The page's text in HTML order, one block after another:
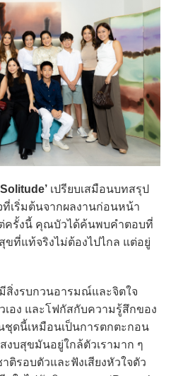
เปรียบเสมือนบทสรุป
ที่เริ่มต้นจากผลงานก่อนหน้า
ครั้งนี้ คุณบัวได้ค้นพบคำตอบที่
ขที่แท้จริงไม่ต้องไปไกล แต่อยู่
งรบกวนอารมณ์และจิตใจ
อง และโฟกัสกับความรู้สึกของ
ชุดนี้เหมือนเป็นการตกตะกอน
บสุขมันอยู่ใกล้ตัวเรามาก ๆ
ติรอบตัวและฟังเสียงหัวใจตัว